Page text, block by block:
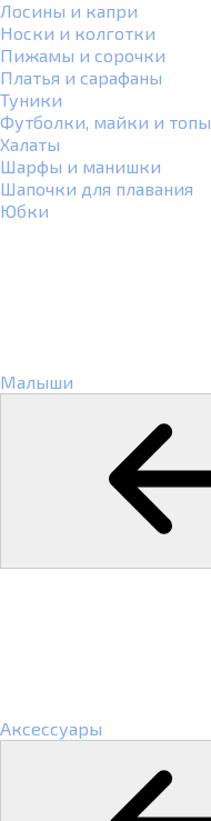
Лосины и капри
Носки и колготки
Пижамы и сорочки
Платья и сарафаны
Туники
Футболки, майки и топы
Халаты
Шарфы и манишки
Шапочки для плавания
Юбки
Малыши
Аксессуары